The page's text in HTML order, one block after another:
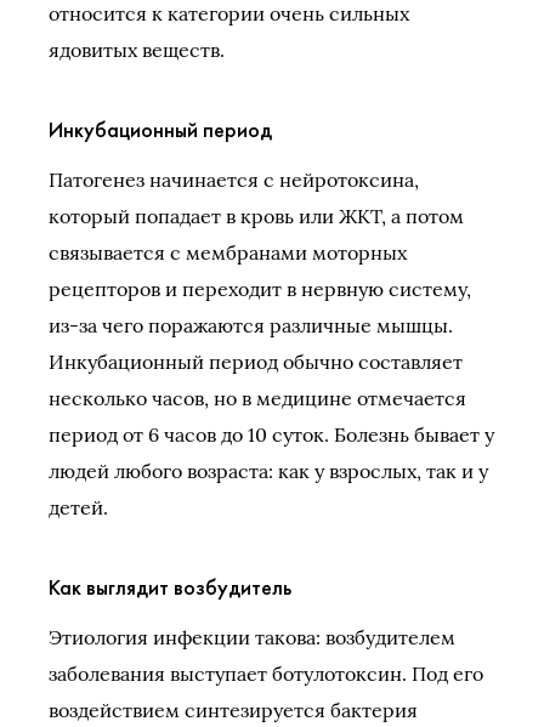
относится к категории очень сильных
ядовитых веществ.
Инкубационный период
Патогенез начинается с нейротоксина,
который попадает в кровь или ЖКТ, а потом
связывается с мембранами моторных
рецепторов и переходит в нервную систему,
из-за чего поражаются различные мышцы.
Инкубационный период обычно составляет
несколько часов, но в медицине отмечается
период от 6 часов до 10 суток. Болезнь бывает у
людей любого возраста: как у взрослых, так и у
детей.
Как выглядит возбудитель
Этиология инфекции такова: возбудителем
заболевания выступает ботулотоксин. Под его
воздействием синтезируется бактерия